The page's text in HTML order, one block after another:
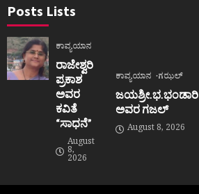
Posts Lists
ಕಾವ್ಯಯಾನ
ರಾಜೇಶ್ವರಿ
ಪ್ರಕಾಶ
ಅವರ
ಕವಿತೆ
“ಸಾಧನೆ”
August
8,
2026
ಕಾವ್ಯಯಾನ ಗಝಲ್
ಜಯಶ್ರೀ.ಭ.ಭಂಡಾರಿ
ಅವರ ಗಜಲ್
August 8, 2026